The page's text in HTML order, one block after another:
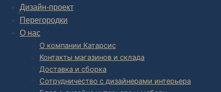
Дизайн-проект
Перегородки
О нас
О компании Катарсис
Контакты магазинов и склада
Доставка и сборка
Сотрудничество с дизайнерами интерьера
НАЗАД